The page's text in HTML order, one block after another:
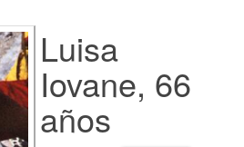
Luisa
Iovane, 66
años